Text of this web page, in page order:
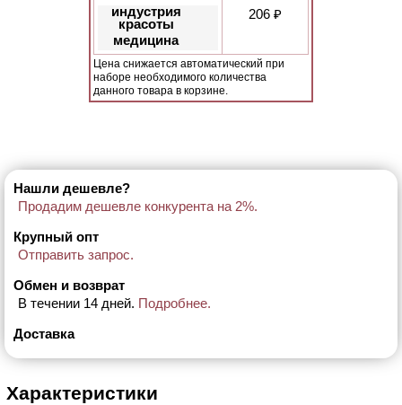
индустрия
красоты
медицина
206 ₽
Цена снижается автоматический при
наборе необходимого количества
данного товара в корзине.
Нашли дешевле?
Продадим дешевле конкурента на 2%.
Крупный опт
Отправить запрос.
Обмен и возврат
В течении 14 дней. Подробнее.
Доставка
Характеристики